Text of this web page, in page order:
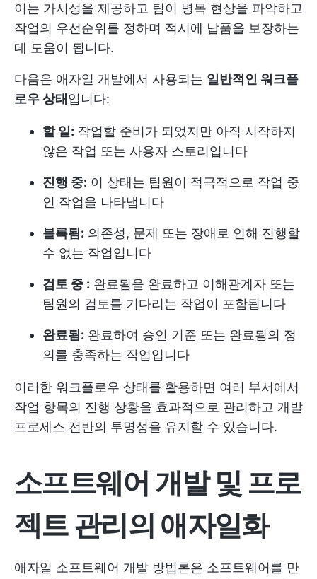
이는 가시성을 제공하고 팀이 병목 현상을 파악하고
작업의 우선순위를 정하며 적시에 납품을 보장하는
데 도움이 됩니다.
다음은 애자일 개발에서 사용되는 일반적인 워크플
로우 상태 입니다:
할 일: 작업할 준비가 되었지만 아직 시작하지
않은 작업 또는 사용자 스토리입니다
진행 중: 이 상태는 팀원이 적극적으로 작업 중
인 작업을 나타냅니다
블록됨: 의존성, 문제 또는 장애로 인해 진행할
수 없는 작업입니다
검토 중 : 완료됨을 완료하고 이해관계자 또는
팀원의 검토를 기다리는 작업이 포함됩니다
완료됨: 완료하여 승인 기준 또는 완료됨의 정
의를 충족하는 작업입니다
이러한 워크플로우 상태를 활용하면 여러 부서에서
작업 항목의 진행 상황을 효과적으로 관리하고 개발
프로세스 전반의 투명성을 유지할 수 있습니다.
소프트웨어 개발 및 프로
젝트 관리의 애자일화
애자일 소프트웨어 개발 방법론은 소프트웨어를 만